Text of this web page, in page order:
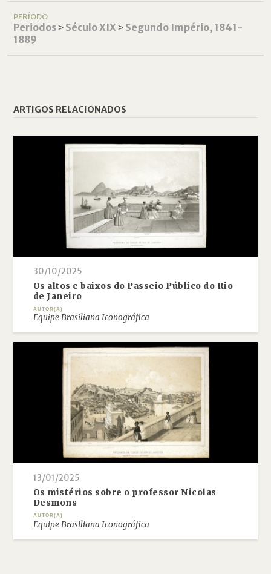
PERÍODO
Periodos˃ Século XIX ˃ Segundo Império, 1841-
1889
ARTIGOS RELACIONADOS
30/10/2025
Os altos e baixos do Passeio Público do Rio
de Janeiro
AUTOR(A)
Equipe Brasiliana Iconográfica
13/01/2025
Os mistérios sobre o professor Nicolas
Desmons
AUTOR(A)
Equipe Brasiliana Iconográfica